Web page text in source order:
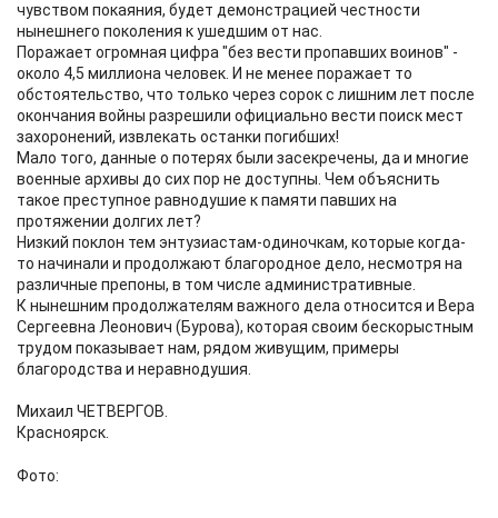
чувством покаяния, будет демонстрацией честности
нынешнего поколения к ушедшим от нас.
Поражает огромная цифра "без вести пропавших воинов" -
около 4,5 миллиона человек. И не менее поражает то
обстоятельство, что только через сорок с лишним лет после
окончания войны разрешили официально вести поиск мест
захоронений, извлекать останки погибших!
Мало того, данные о потерях были засекречены, да и многие
военные архивы до сих пор не доступны. Чем объяснить
такое преступное равнодушие к памяти павших на
протяжении долгих лет?
Низкий поклон тем энтузиастам-одиночкам, которые когда-
то начинали и продолжают благородное дело, несмотря на
различные препоны, в том числе административные.
К нынешним продолжателям важного дела относится и Вера
Сергеевна Леонович (Бурова), которая своим бескорыстным
трудом показывает нам, рядом живущим, примеры
благородства и неравнодушия.
Михаил ЧЕТВЕРГОВ.
Красноярск.
Фото: